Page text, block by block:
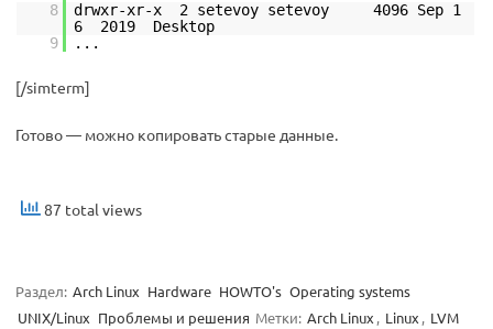
8
drwxr-xr-x 2 setevoy setevoy 4096 Sep 1
6 2019 Desktop
9
...
[/simterm]
Готово — можно копировать старые данные.
87 total views
Раздел: Arch Linux Hardware HOWTO's Operating systems
UNIX/Linux Проблемы и решения Метки: Arch Linux , Linux , LVM